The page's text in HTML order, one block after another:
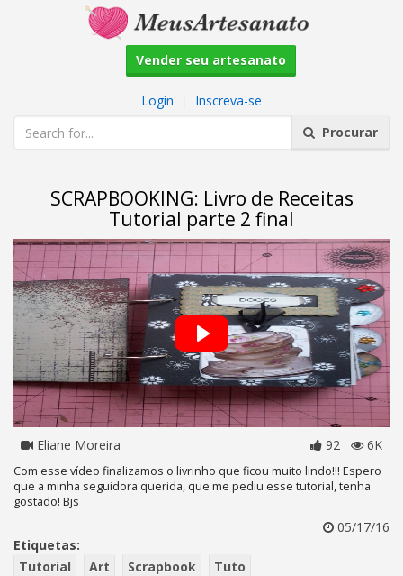
Vender seu artesanato
Login
Inscreva-se
Procurar
SCRAPBOOKING: Livro de Receitas
Tutorial parte 2 final
Eliane Moreira 92 6K
Com esse vídeo finalizamos o livrinho que ficou muito lindo!!! Espero
que a minha seguidora querida, que me pediu esse tutorial, tenha
gostado! Bjs
05/17/16
Etiquetas:
Tutorial
Art Scrapbook Tuto